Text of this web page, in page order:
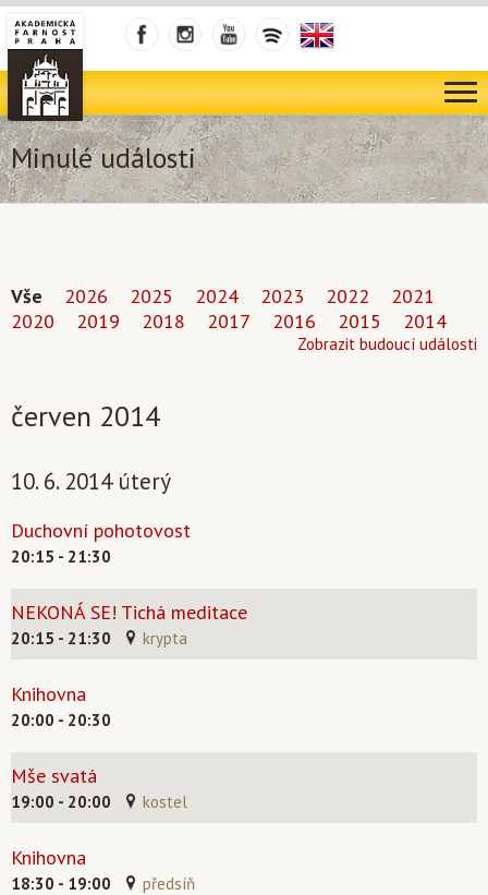
Minulé události
Vše 2026 2025 2024 2023 2022
2021
2020
2019 2018 2017 2016 2015 2014
Zobrazit budoucí události
červen 2014
10. 6. 2014 úterý
Duchovní pohotovost
20:15 - 21:30
NEKONÁ SE! Tichá meditace
20:15 - 21:30 krypta
Knihovna
20:00 - 20:30
Mše svatá
19:00 - 20:00 kostel
Knihovna
18:30 - 19:00 předsíň